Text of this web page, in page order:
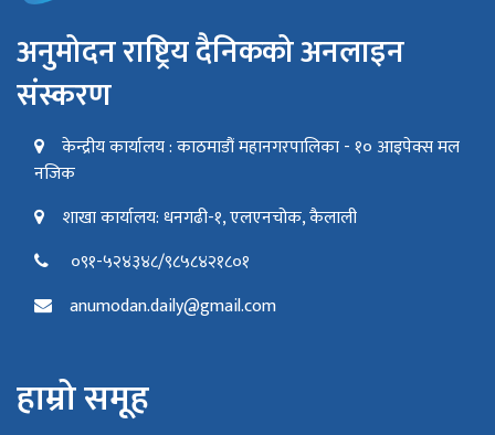
अनुमोदन राष्ट्रिय दैनिकको अनलाइन
संस्करण
केन्द्रीय कार्यालय : काठमाडौं महानगरपालिका - १० आइपेक्स मल
नजिक
शाखा कार्यालय: धनगढी-१, एलएनचोक, कैलाली
०९१-५२४३४८/९८५८४२१८०१
anumodan.daily@gmail.com
हाम्रो समूह